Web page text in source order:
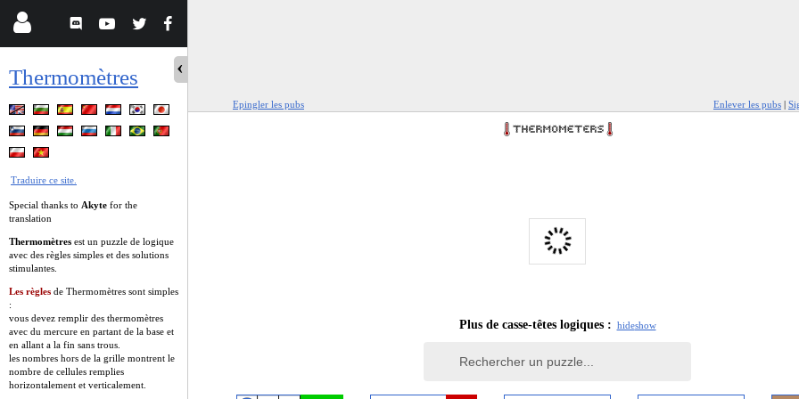
Thermomètres
Traduire ce site.
Special thanks to Akyte for the
translation
Thermomètres est un puzzle de logique
avec des règles simples et des solutions
stimulantes.
Les règles de Thermomètres sont simples
:
vous devez remplir des thermomètres
avec du mercure en partant de la base et
en allant a la fin sans trous.
les nombres hors de la grille montrent le
nombre de cellules remplies
horizontalement et verticalement.
Epingler les pubs Enlever les pubs |
Plus de casse-têtes logiques : hideshow